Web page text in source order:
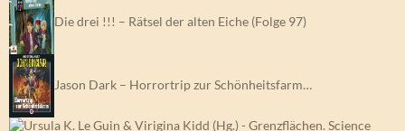
Die drei !!! – Rätsel der alten Eiche (Folge 97)
Jason Dark – Horrortrip zur Schönheitsfarm…